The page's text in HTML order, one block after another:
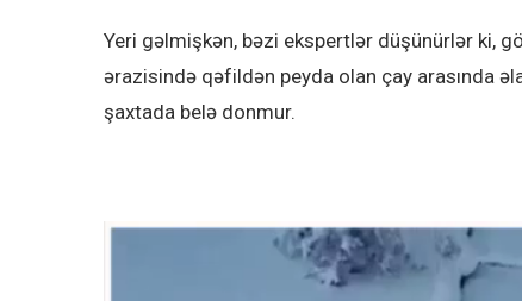
Yeri gəlmişkən, bəzi ekspertlər düşünürlər ki,
ərazisində qəfildən peyda olan çay arasında
şaxtada belə donmur.